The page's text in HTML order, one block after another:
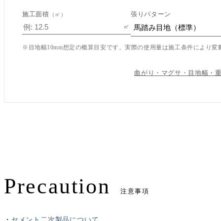
施工面積 （㎡）
㎡
張りパターン
※目地幅10mm想定の概算目安です。実際の使用量は施工条件により変
曲がり・マグサ・目地幅・
Precaution 注意事項